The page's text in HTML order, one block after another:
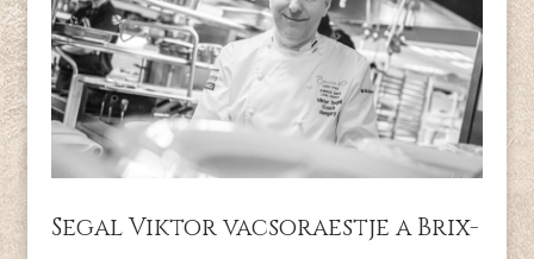
Segal Viktor vacsoraestje a Brix-